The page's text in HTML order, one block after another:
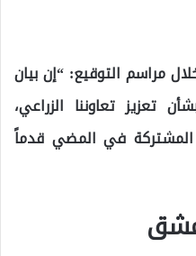
مراسم التوقيع: “إن بيان
تعزيز تعاوننا الزراعي،
المشتركة في المضي قدماً